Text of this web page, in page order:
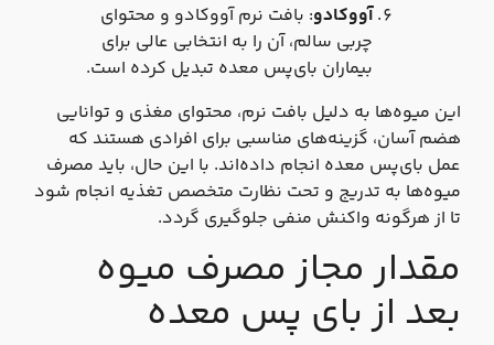
آووکادو: بافت نرم آووکادو و محتوای
چربی سالم، آن را به انتخابی عالی برای
بیماران بای‌پس معده تبدیل کرده است.
این میوه‌ها به دلیل بافت نرم، محتوای مغذی و توانایی
هضم آسان، گزینه‌های مناسبی برای افرادی هستند که
عمل بای‌پس معده انجام داده‌اند. با این حال، باید مصرف
میوه‌ها به تدریج و تحت نظارت متخصص تغذیه انجام شود
تا از هرگونه واکنش منفی جلوگیری گردد.
مقدار مجاز مصرف میوه
بعد از بای پس معده